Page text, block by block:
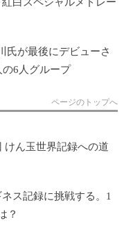
氏が最後にデビューさ
6人グループ
ページのトップへ
けん玉世界記録への道
ス記録に挑戦する。1
？